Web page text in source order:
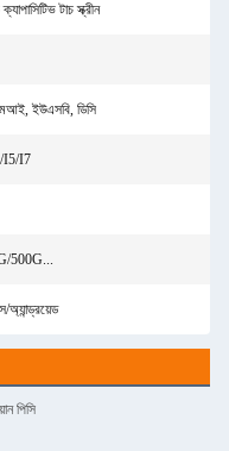
ক্যাপাসিটিভ টাচ স্ক্রীন
ইউএসবি, ডিসি
I5/I7
500G...
অ্যান্ড্রয়েড
পিসি